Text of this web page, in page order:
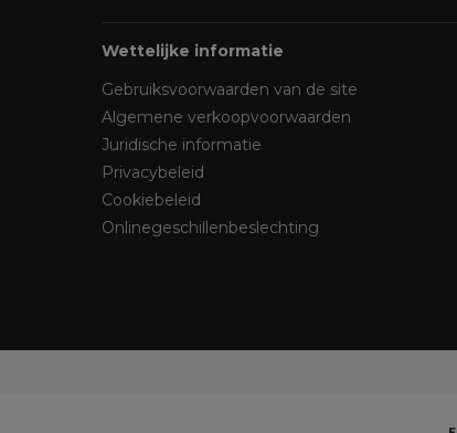
Wettelijke informatie
Gebruiksvoorwaarden van de site
Algemene verkoopvoorwaarden
Juridische informatie
Privacybeleid
Cookiebeleid
Onlinegeschillenbeslechting